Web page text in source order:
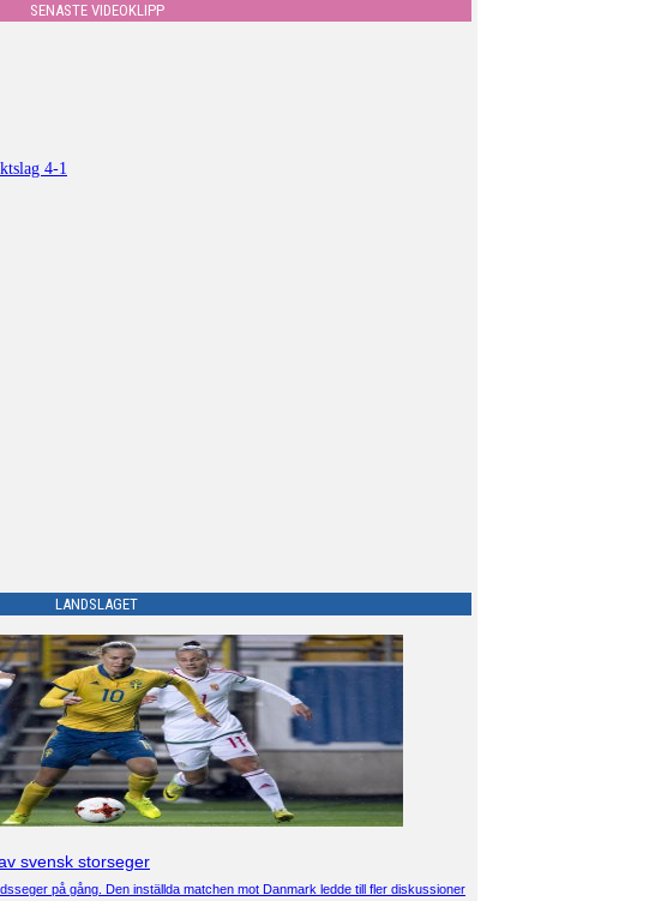
SENASTE VIDEOKLIPP
4-1
LANDSLAGET
svensk storseger
på gång. Den inställda matchen mot Danmark ledde till fler diskussioner